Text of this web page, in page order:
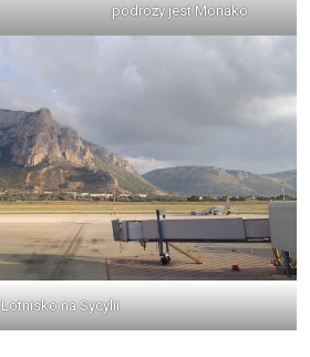
podróży jest Monako
Lotnisko na Sycylii.